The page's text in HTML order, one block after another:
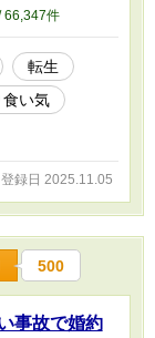
66,347件
転生
い気
登録日 2025.11.05
500
事故で婚約